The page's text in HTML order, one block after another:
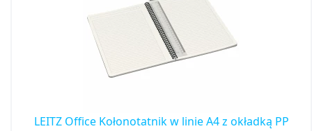
LEITZ Office Kołonotatnik w linie A4 z okładką PP